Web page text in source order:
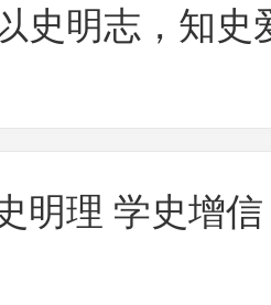
史明志，知史
明理 学史增